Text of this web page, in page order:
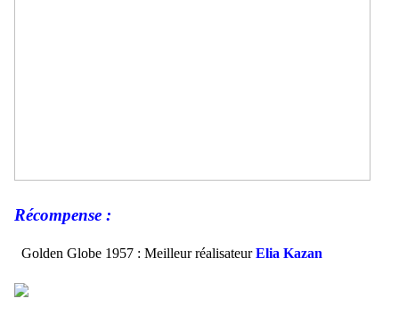
Récompense :
Golden Globe 1957 : Meilleur réalisateur Elia Kazan